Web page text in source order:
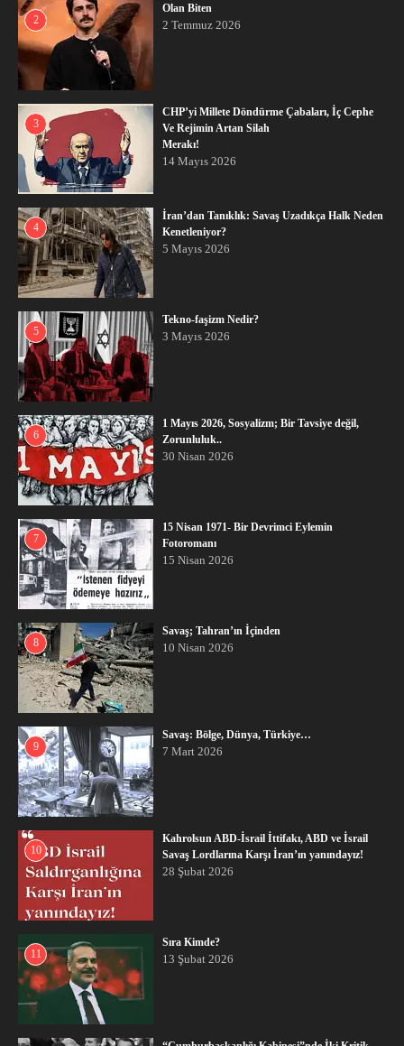
2
Olan Biten
2 Temmuz 2026
3
CHP’yi Millete Döndürme Çabaları, İç Cephe
Ve Rejimin Artan Silah
Merakı!
14 Mayıs 2026
4
İran’dan Tanıklık: Savaş Uzadıkça Halk Neden
Kenetleniyor?
5 Mayıs 2026
5
Tekno-faşizm Nedir?
3 Mayıs 2026
6
1 Mayıs 2026, Sosyalizm; Bir Tavsiye değil,
Zorunluluk..
30 Nisan 2026
7
15 Nisan 1971- Bir Devrimci Eylemin
Fotoromanı
15 Nisan 2026
8
Savaş; Tahran’ın İçinden
10 Nisan 2026
9
Savaş: Bölge, Dünya, Türkiye…
7 Mart 2026
10
Kahrolsun ABD-İsrail İttifakı, ABD ve İsrail
Savaş Lordlarına Karşı İran’ın yanındayız!
28 Şubat 2026
11
Sıra Kimde?
13 Şubat 2026